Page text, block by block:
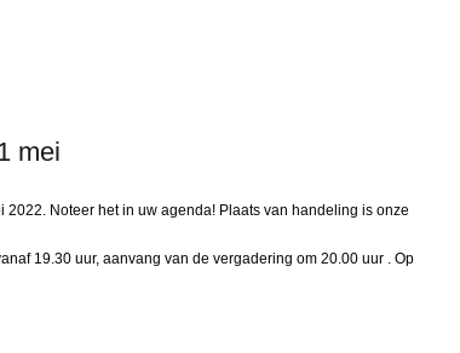
mei
Noteer het in uw agenda! Plaats van handeling is onze
19.30 uur, aanvang van de vergadering om 20.00 uur . Op